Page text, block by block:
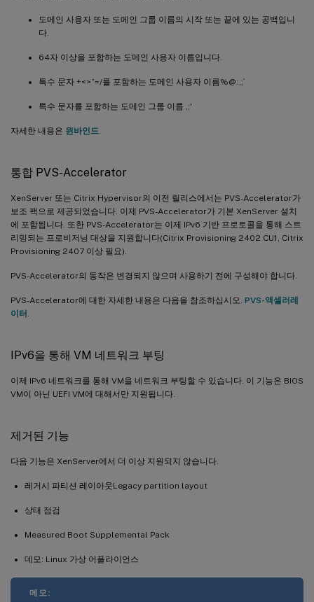
도메인 사용자 또는 도메인 그룹 이름의 시작 또는 끝에 있는 공백입니
다.
64자 이상을 포함하는 도메인 사용자 이름입니다.
특수 문자 +<>”=/를 포함하는 도메인 사용자 이름%@:,;`
특수 문자를 포함하는 도메인 그룹 이름 ,;'
자세한 내용은 윈바인드
통합 PVS-Accelerator
XenServer 또는 Citrix Hypervisor의 이전 릴리스에서는 PVS-Accelerator가
보조 팩으로 제공되었습니다. 이제 PVS-Accelerator가 기본 XenServer 설치
에 포함됩니다. 또한 PVS-Accelerator는 이제 IPv6 기반 프로토콜을 통해 스트
리밍되는 프로비저닝 대상을 지원합니다(Citrix Provisioning 2402 CU1, Citrix
Provisioning 2407 이상 필요).
PVS-Accelerator의 동작은 변경되지 않으며 사용하기 전에 구성해야 합니다.
PVS-Accelerator에 대한 자세한 내용은 다음을 참조하십시오. PVS-액셀러레
이터
IPv6을 통해 VM 네트워크 부팅
이제 IPv6 네트워크를 통해 VM을 네트워크 부팅할 수 있습니다. 이 기능은 BIOS
VM이 아닌 UEFI VM에 대해서만 지원됩니다.
제거된 기능
다음 기능은 XenServer에서 더 이상 지원되지 않습니다.
레거시 파티션 레이아웃Legacy partition layout
상태 점검
Measured Boot Supplemental Pack
데모: Linux 가상 어플라이언스
메모: